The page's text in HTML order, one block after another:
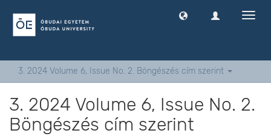
3. 2024 Volume 6, Issue No. 2. Böngészés cím szerint
3. 2024 Volume 6, Issue No. 2.
Böngészés cím szerint